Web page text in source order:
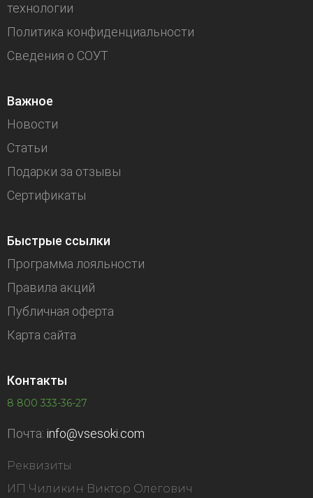
технологии
Политика конфиденциальности
Сведения о СОУТ
Важное
Новости
Статьи
Подарки за отзывы
Сертификаты
Быстрые ссылки
Программа лояльности
Правила акций
Публичная оферта
Карта сайта
Контакты
8 800 333-36-27
Почта: info@vsesoki.com
Реквизиты
ИП Чиликин Виктор Олегович